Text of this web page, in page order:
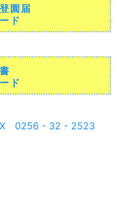
園届
ド
ド
0256 - 32 - 2523